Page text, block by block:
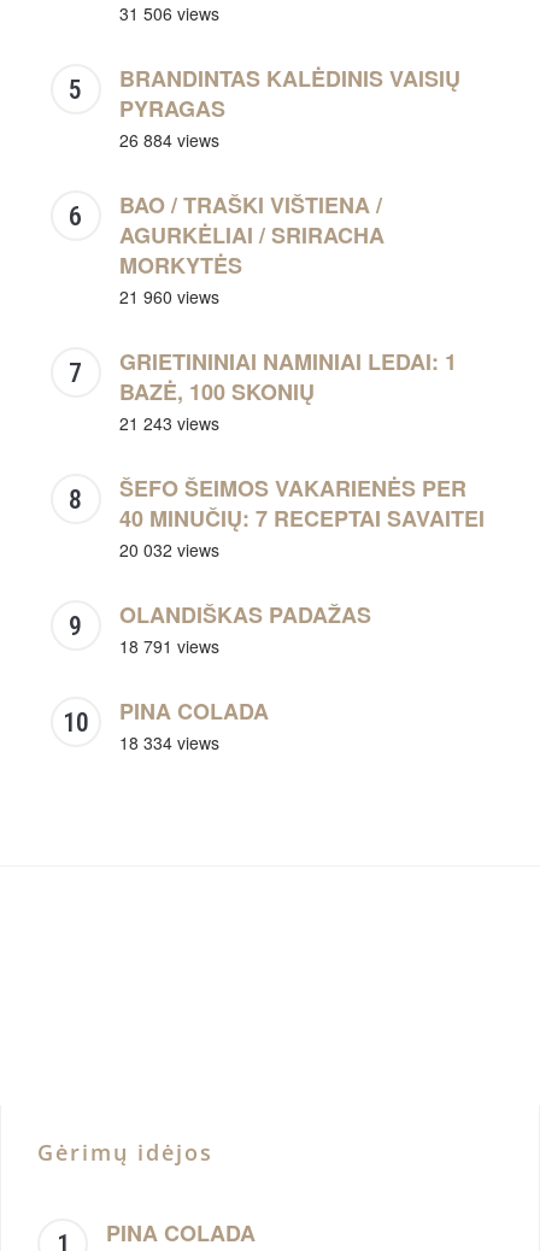
31 506 views
BRANDINTAS KALĖDINIS VAISIŲ
PYRAGAS
26 884 views
BAO / TRAŠKI VIŠTIENA /
AGURKĖLIAI / SRIRACHA
MORKYTĖS
21 960 views
GRIETININIAI NAMINIAI LEDAI: 1
BAZĖ, 100 SKONIŲ
21 243 views
ŠEFO ŠEIMOS VAKARIENĖS PER
40 MINUČIŲ: 7 RECEPTAI SAVAITEI
20 032 views
OLANDIŠKAS PADAŽAS
18 791 views
PINA COLADA
18 334 views
Gėrimų idėjos
PINA COLADA